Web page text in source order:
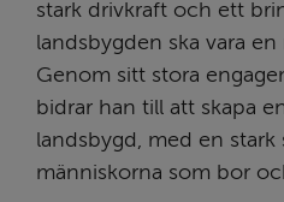
stark drivkraft och ett
landsbygden ska vara
Genom sitt stora
bidrar han till att skapa
landsbygd, med en
människorna som bor